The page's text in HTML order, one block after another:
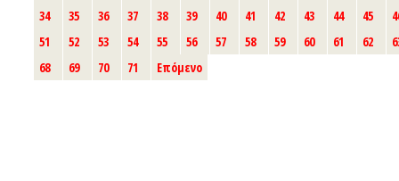
34
35 36 37 38 39 40 41 42 43 44 45
51
52 53 54 55 56 57 58 59 60 61 62
68
69 70 71 Επόμενο